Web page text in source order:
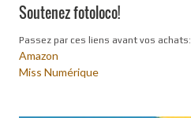
Soutenez fotoloco!
Passez par ces liens avant vos achats:
Amazon
Miss Numérique